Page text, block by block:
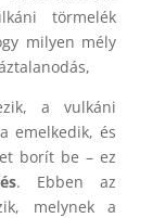
törmelék
milyen mély
a vulkáni
emelkedik, és
borít be – ez
. Ebben az
melynek a